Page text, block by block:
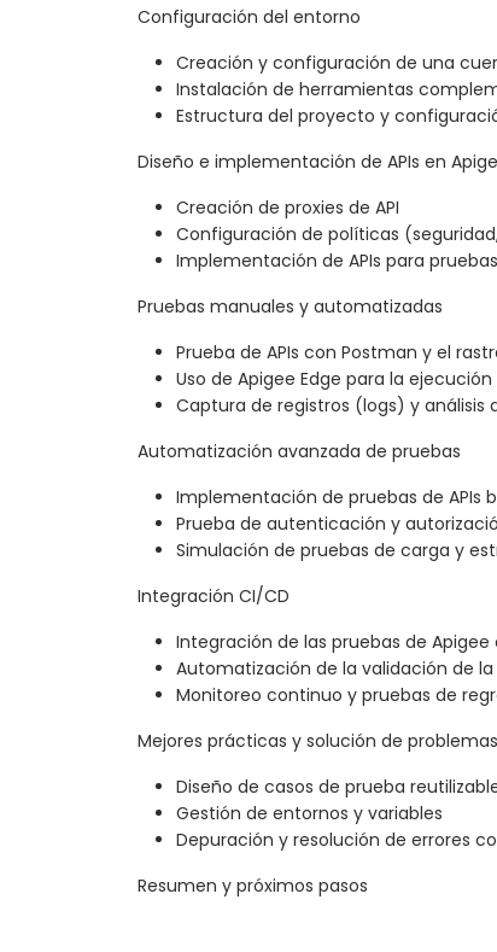
Configuración del entorno
Creación y configuración de una
Instalación de herramientas
Estructura del proyecto y
Diseño e implementación de APIs en
Creación de proxies de API
Configuración de políticas
Implementación de APIs para pruebas
Pruebas manuales y automatizadas
Prueba de APIs con Postman y el
Uso de Apigee Edge para la
Captura de registros (logs) y análisis
Automatización avanzada de pruebas
Implementación de pruebas de APIs
Prueba de autenticación y
Simulación de pruebas de carga y
Integración CI/CD
Integración de las pruebas de
Automatización de la validación de
Monitoreo continuo y pruebas de
Mejores prácticas y solución de problemas
Diseño de casos de prueba
Gestión de entornos y variables
Depuración y resolución de errores
Resumen y próximos pasos